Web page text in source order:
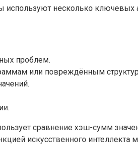
несколько ключевых
проблем.
или повреждённым
сравнение хэш-сумм
искусственного интеллекта